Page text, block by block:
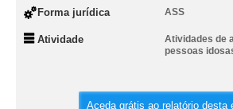
Forma jurídica ASS
Atividade
Atividades de
pessoas
Aceda grátis ao relatório desta